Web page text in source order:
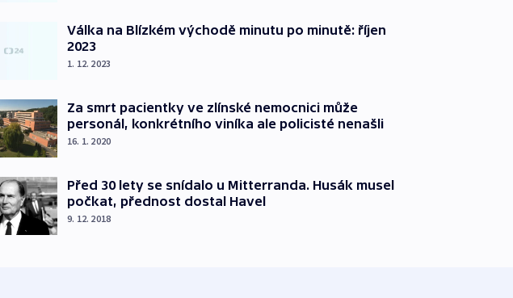
Válka na Blízkém východě minutu po minutě: říjen
2023
1. 12. 2023
Za smrt pacientky ve zlínské nemocnici může
personál, konkrétního viníka ale policisté nenašli
16. 1. 2020
Před 30 lety se snídalo u Mitterranda. Husák musel
počkat, přednost dostal Havel
9. 12. 2018